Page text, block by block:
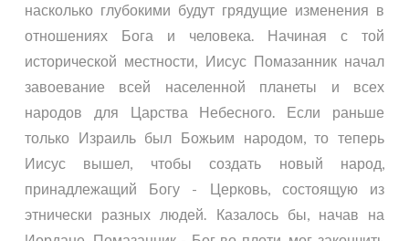
насколько глубокими будут грядущие изменения в
отношениях Бога и человека. Начиная с той
исторической местности, Иисус Помазанник начал
завоевание всей населенной планеты и всех
народов для Царства Небесного. Если раньше
только Израиль был Божьим народом, то теперь
Иисус вышел, чтобы создать новый народ,
принадлежащий Богу - Церковь, состоящую из
этнически разных людей. Казалось бы, начав на